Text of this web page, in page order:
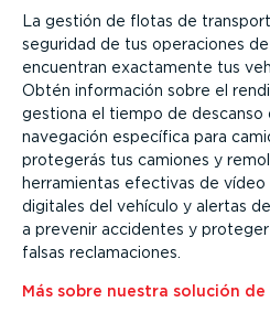
La gestión de flotas de
seguridad de tus operaciones
encuentran exactamente tus
Obtén información sobre el
gestiona el tiempo de
navegación específica para
protegerás tus camiones y
herra­mientas efectivas de
digitales del vehículo y alertas
a prevenir accidentes y
falsas recla­ma­ciones.
Más sobre nuestra solución